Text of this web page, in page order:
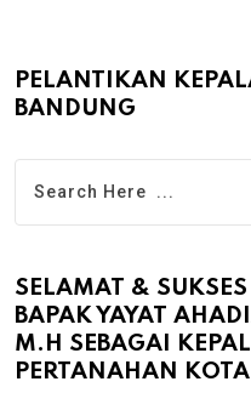
PELANTIKAN
BANDUNG
SELAMAT &
BAPAK YAYAT
M.H SEBAGAI
PERTANAHAN